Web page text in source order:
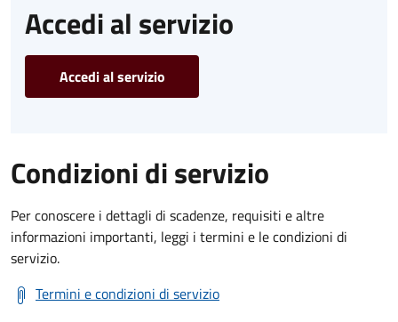
Accedi al servizio
Accedi al servizio
Condizioni di servizio
Per conoscere i dettagli di scadenze, requisiti e altre
informazioni importanti, leggi i termini e le condizioni di
servizio.
Termini e condizioni di servizio